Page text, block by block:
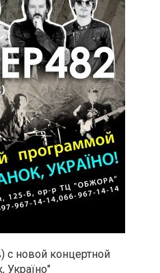
с новой концертной
Україно"